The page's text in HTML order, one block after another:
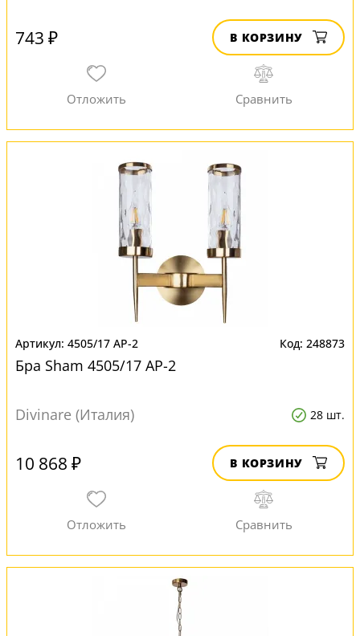
743 ₽ В КОРЗИНУ
4505/17 AP-2 248873
Бра Sham 4505/17 AP-2
Divinare (Италия) 28 шт.
10 868 ₽ В КОРЗИНУ